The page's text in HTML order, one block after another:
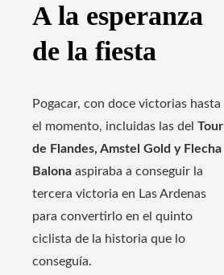
A la esperanza
de la fiesta
Pogacar, con doce victorias hasta
el momento, incluidas las del Tour
de Flandes, Amstel Gold y Flecha
Balona aspiraba a conseguir la
tercera victoria en Las Ardenas
para convertirlo en el quinto
ciclista de la historia que lo
conseguía.